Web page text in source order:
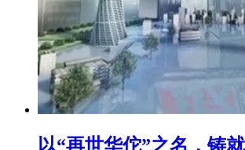
以“再世华佗”之名，铸